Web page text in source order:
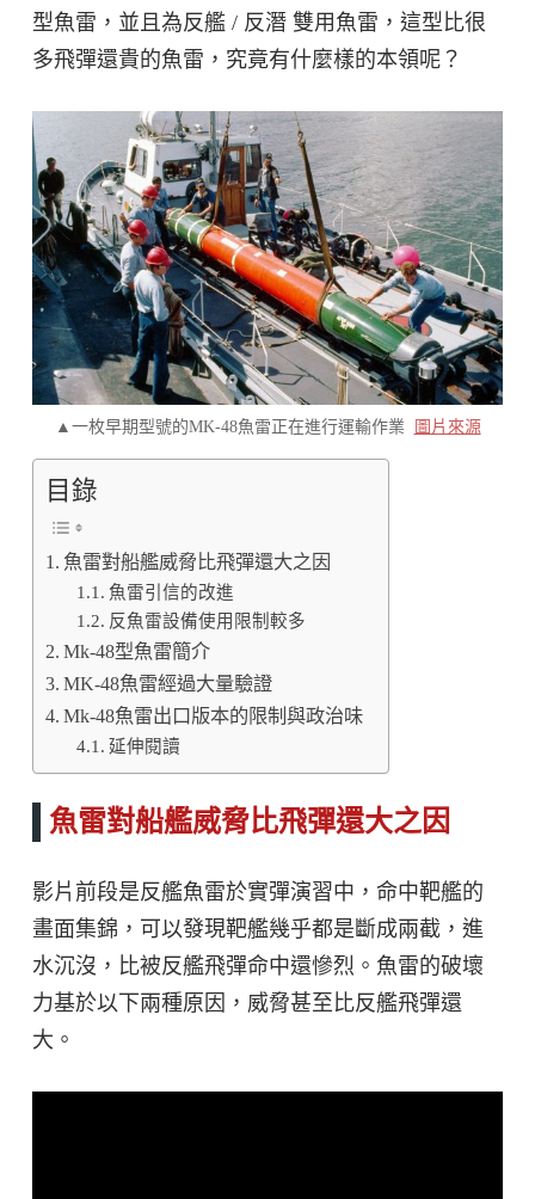
型魚雷，並且為反艦 / 反潛 雙用魚雷，這型比很
多飛彈還貴的魚雷，究竟有什麼樣的本領呢？
▲一枚早期型號的MK-48魚雷正在進行運輸作業 圖片來源
目錄
魚雷對船艦威脅比飛彈還大之因
魚雷引信的改進
反魚雷設備使用限制較多
Mk-48型魚雷簡介
MK-48魚雷經過大量驗證
Mk-48魚雷出口版本的限制與政治味
延伸閱讀
魚雷對船艦威脅比飛彈還大之因
影片前段是反艦魚雷於實彈演習中，命中靶艦的
畫面集錦，可以發現靶艦幾乎都是斷成兩截，進
水沉沒，比被反艦飛彈命中還慘烈。魚雷的破壞
力基於以下兩種原因，威脅甚至比反艦飛彈還
大。